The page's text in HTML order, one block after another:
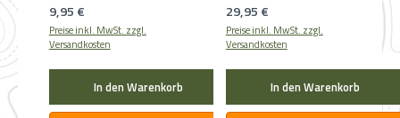
Regulärer Preis:
9,95 €
Preise inkl. MwSt. zzgl.
Versandkosten
In den Warenkorb
Regulärer Preis:
29,95 €
Preise inkl. MwSt. zzgl.
Versandkosten
In den Warenkorb